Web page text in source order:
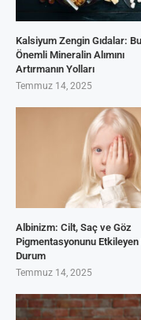
Kalsiyum Zengin Gıdalar: Bu
Önemli Mineralin Alımını
Artırmanın Yolları
Temmuz 14, 2025
Albinizm: Cilt, Saç ve Göz
Pigmentasyonunu Etkileyen
Durum
Temmuz 14, 2025